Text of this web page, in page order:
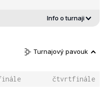
Info o turnaji
Turnajový pavouk
čtvrtfinále